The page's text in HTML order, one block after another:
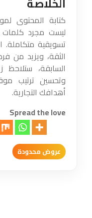
كتابة المحتوى
ليست مجرد
تسويقية متكاملة.
الثقة، ويزيد من
السابقة،
وتحسين ترتيب
أهدافك التجارية.
Spread the love
عروض محدودة